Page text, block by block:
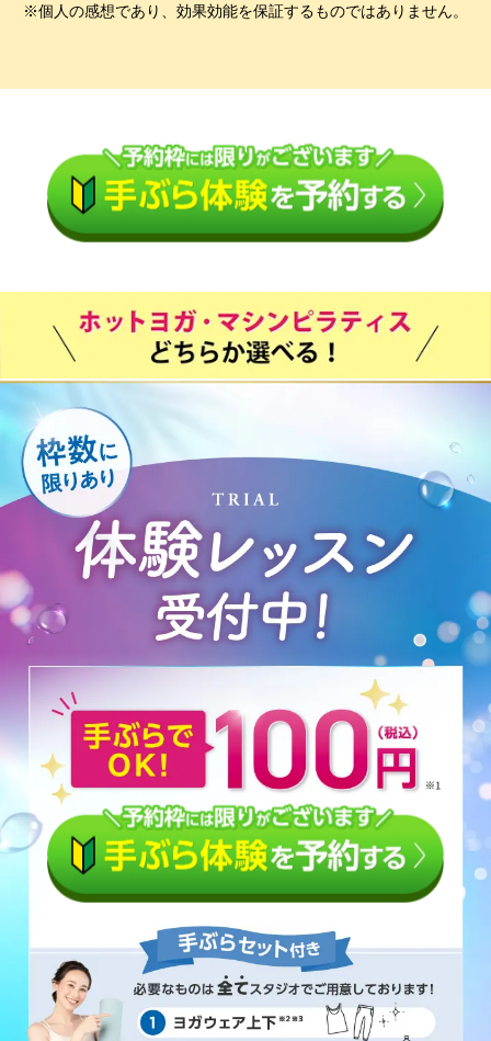
※個人の感想であり、効果効能を保証するものではありません。